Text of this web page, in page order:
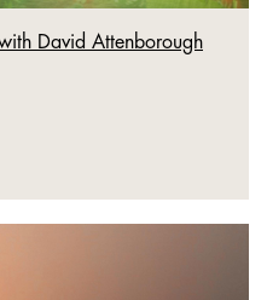
David Attenborough